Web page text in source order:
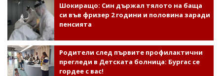
Шокиращо: Син държал тялото на баща
си във фризер 2 години и половина заради
пенсията
Родители след първите профилактични
прегледи в Детската болница: Бургас се
гордее с вас!